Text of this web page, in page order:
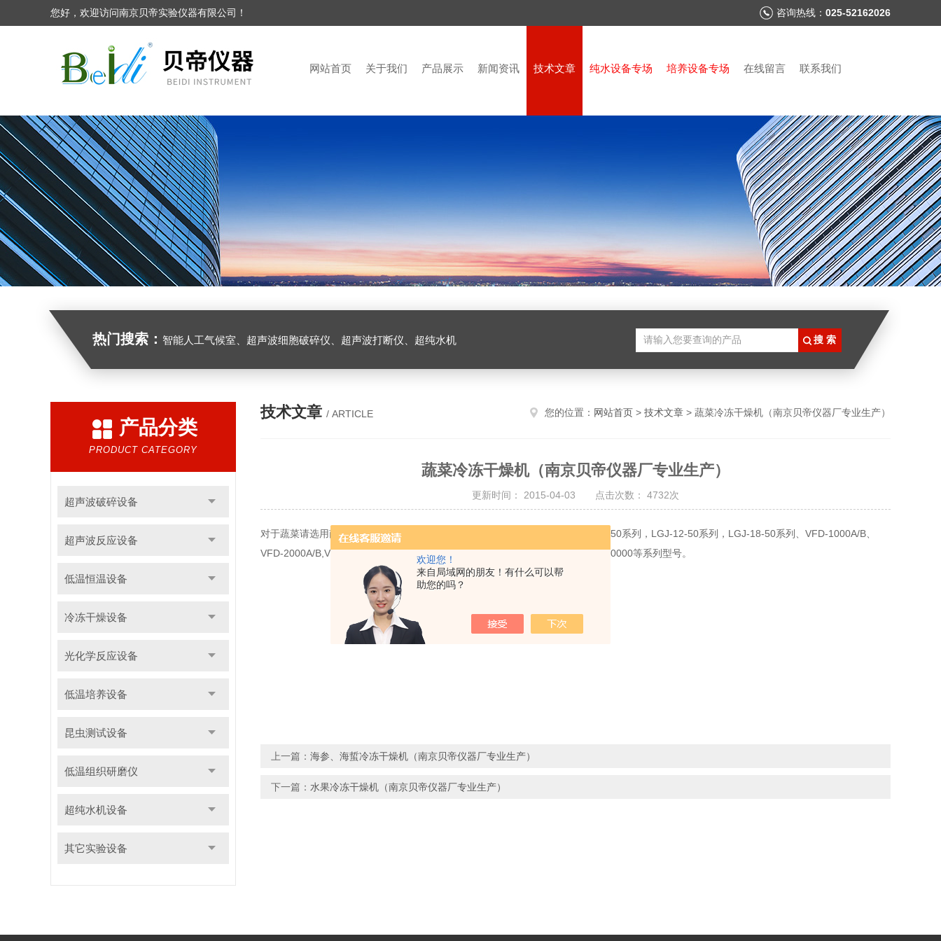
欢迎您！
来自局域网的朋友！有什么可以帮
助您的吗？
您好，欢迎访问南京贝帝实验仪器有限公司！ 咨询热线： 025-52162026
网站首页 关于我们 产品展示 新闻资讯 技术文章 纯水设备专场 培养设备专场 在线留言 联系我们
热门搜索： 智能人工气候室、超声波细胞破碎仪、超声波打断仪、超纯水机
产品分类
PRODUCT CATEGORY
超声波破碎设备
超声波反应设备
低温恒温设备
冷冻干燥设备
光化学反应设备
低温培养设备
昆虫测试设备
低温组织研磨仪
超纯水机设备
其它实验设备
技术文章 / ARTICLE 您的位置： 网站首页 > 技术文章 > 蔬菜冷冻干燥机（南京贝帝仪器厂专业生产）
蔬菜冷冻干燥机（南京贝帝仪器厂专业生产）
更新时间： 2015-04-03 点击次数： 4732次
对于蔬菜请选用南京贝帝实验仪器有限公司生产的以下冷冻干燥机型号：LGJ-10-50系列，LGJ-12-50系列，LGJ-18-50系列、VFD-1000A/B、
VFD-2000A/B,VFD-3000A/3000B,VFD-5000A/B,VFD-10000,VFD-20000,VFD-30000等系列型号。
上一篇： 海参、海蜇冷冻干燥机（南京贝帝仪器厂专业生产）
下一篇： 水果冷冻干燥机（南京贝帝仪器厂专业生产）